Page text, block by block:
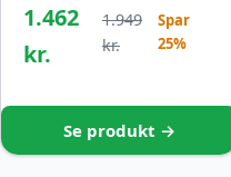
1.462
kr.
1.949
kr.
Spar
25%
Se produkt →